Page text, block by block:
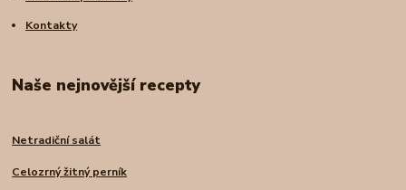
Kontakty
Naše nejnovější recepty
Netradiční salát
Celozrný žitný perník